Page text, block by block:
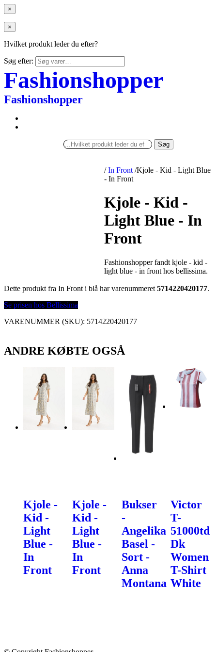
×
×
Hvilket produkt leder du efter?
Søg efter:
Fashionshopper
Fashionshopper
Søg
/ In Front /Kjole - Kid - Light Blue
- In Front
Kjole - Kid -
Light Blue - In
Front
Fashionshopper fandt kjole - kid -
light blue - in front hos bellissima.
Dette produkt fra In Front i blå har varenummeret 5714220420177.
Se prisen hos Bellissima
VARENUMMER (SKU): 5714220420177
ANDRE KØBTE OGSÅ
Kjole -
Kid -
Light
Blue -
In
Front
Kjole -
Kid -
Light
Blue -
In
Front
Bukser
-
Angelika
Basel -
Sort -
Anna
Montana
Victor
T-
51000td
Dk
Women
T-Shirt
White